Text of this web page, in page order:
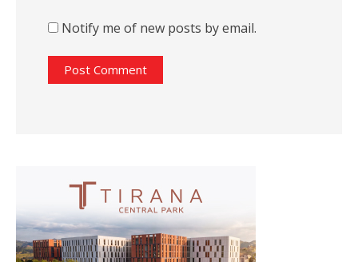
Notify me of new posts by email.